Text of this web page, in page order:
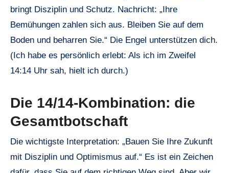
bringt Disziplin und Schutz. Nachricht: „Ihre
Bemühungen zahlen sich aus. Bleiben Sie auf dem
Boden und beharren Sie.“ Die Engel unterstützen dich.
(Ich habe es persönlich erlebt: Als ich im Zweifel
14:14 Uhr sah, hielt ich durch.)
Die 14/14-Kombination: die
Gesamtbotschaft
Die wichtigste Interpretation: „Bauen Sie Ihre Zukunft
mit Disziplin und Optimismus auf.“ Es ist ein Zeichen